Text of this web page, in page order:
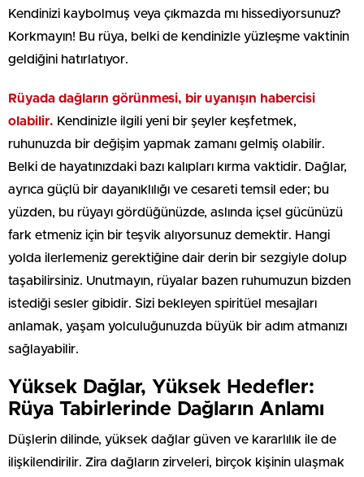
Kendinizi kaybolmuş veya çıkmazda mı hissediyorsunuz?
Korkmayın! Bu rüya, belki de kendinizle yüzleşme vaktinin
geldiğini hatırlatıyor.
Rüyada dağların görünmesi, bir uyanışın habercisi
olabilir. Kendinizle ilgili yeni bir şeyler keşfetmek,
ruhunuzda bir değişim yapmak zamanı gelmiş olabilir.
Belki de hayatınızdaki bazı kalıpları kırma vaktidir. Dağlar,
ayrıca güçlü bir dayanıklılığı ve cesareti temsil eder; bu
yüzden, bu rüyayı gördüğünüzde, aslında içsel gücünüzü
fark etmeniz için bir teşvik alıyorsunuz demektir. Hangi
yolda ilerlemeniz gerektiğine dair derin bir sezgiyle dolup
taşabilirsiniz. Unutmayın, rüyalar bazen ruhumuzun bizden
istediği sesler gibidir. Sizi bekleyen spiritüel mesajları
anlamak, yaşam yolculuğunuzda büyük bir adım atmanızı
sağlayabilir.
Yüksek Dağlar, Yüksek Hedefler:
Rüya Tabirlerinde Dağların Anlamı
Düşlerin dilinde, yüksek dağlar güven ve kararlılık ile de
ilişkilendirilir. Zira dağların zirveleri, birçok kişinin ulaşmak